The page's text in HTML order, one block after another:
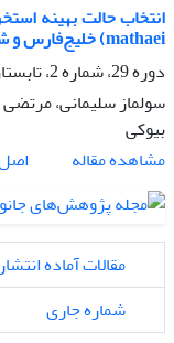
mathaei) خلیج‌فارس و شناسایی برخی رنگدانه‌های نفتاکینونی آن
دوره 29، شماره 2، تابستان 1395، صفحه
سولماز سلیمانی،
بیوکی
مشاهده مقاله
مقالات آماده انتشار
شماره جاری